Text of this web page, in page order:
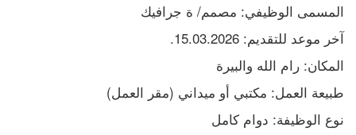
المسمى الوظيفي: مصمم/ ة جرافيك
آخر موعد للتقديم: 15.03.2026.
المكان: رام الله والبيرة
طبيعة العمل: مكتبي أو ميداني (مقر العمل)
نوع الوظيفة: دوام كامل